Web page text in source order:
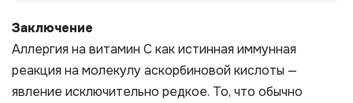
Заключение
Аллергия на витамин С как истинная иммунная
реакция на молекулу аскорбиновой кислоты —
явление исключительно редкое. То, что обычно